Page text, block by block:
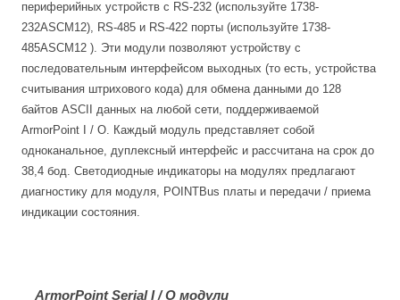
периферийных устройств с RS-232 (используйте 1738-
232ASCM12), RS-485 и RS-422 порты (используйте 1738-
485ASCM12 ). Эти модули позволяют устройству с
последовательным интерфейсом выходных (то есть, устройства
считывания штрихового кода) для обмена данными до 128
байтов ASCII данных на любой сети, поддерживаемой
ArmorPoint I / O. Каждый модуль представляет собой
одноканальное, дуплексный интерфейс и рассчитана на срок до
38,4 бод. Светодиодные индикаторы на модулях предлагают
диагностику для модуля, POINTBus платы и передачи / приема
индикации состояния.
ArmorPoint Serial I / O модули